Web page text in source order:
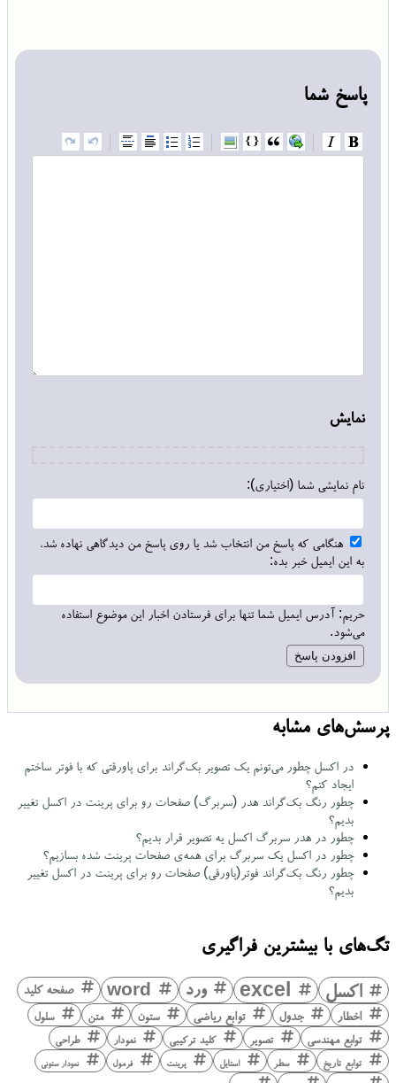
پرسش‌های مشابه
در اکسل چطور می‌تونم یک تصویر بک‌گراند برای پاورقتی که با فوتر ساختم
ایجاد کنم؟
چطور رنگ بک‌گراند هدر (سربرگ) صفحات رو برای پرینت در اکسل تغییر
بدیم؟
چطور در هدر سربرگ اکسل یه تصویر قرار بدیم؟
چطور در اکسل یک سربرگ برای همه‌ی صفحات پرینت شده بسازیم؟
چطور رنگ بک‌گراند فوتر(پاورقی) صفحات رو برای پرینت در اکسل تغییر
بدیم؟
تگ‌های با بیشترین فراگیری
اکسل
excel ورد word صفحه کلید
اخطار جدول توابع ریاضی ستون متن
سلول
توابع مهندسی
تصویر کلید ترکیبی نمودار طراحی
توابع تاریخ سطر استایل پرینت فرمول نمودار ستونی
پاسخ شما
نمایش
نام نمایشی شما (اختیاری):
هنگامی که پاسخ من انتخاب شد یا روی پاسخ من دیدگاهی نهاده شد،
به این ایمیل خبر بده:
حریم: آدرس ایمیل شما تنها برای فرستادن اخبار این موضوع استفاده
می‌شود.